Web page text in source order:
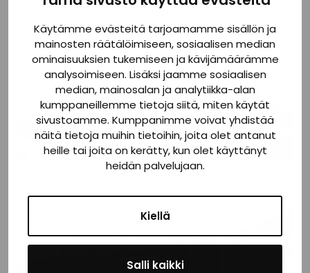
Käytämme evästeitä tarjoamamme sisällön ja
mainosten räätälöimiseen, sosiaalisen median
ominaisuuksien tukemiseen ja kävijämäärämme
analysoimiseen. Lisäksi jaamme sosiaalisen
median, mainosalan ja analytiikka-alan
kumppaneillemme tietoja siitä, miten käytät
sivustoamme. Kumppanimme voivat yhdistää
näitä tietoja muihin tietoihin, joita olet antanut
heille tai joita on kerätty, kun olet käyttänyt
heidän palvelujaan.
Kiellä
Salli kaikki
Ota meihin yhteyttä saadaksesi lisätietoa
toimistotiloista!